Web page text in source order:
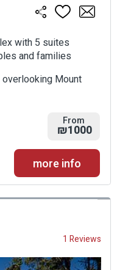
with 5 suites
and families
Mount
From
₪1000
more info
1 Reviews